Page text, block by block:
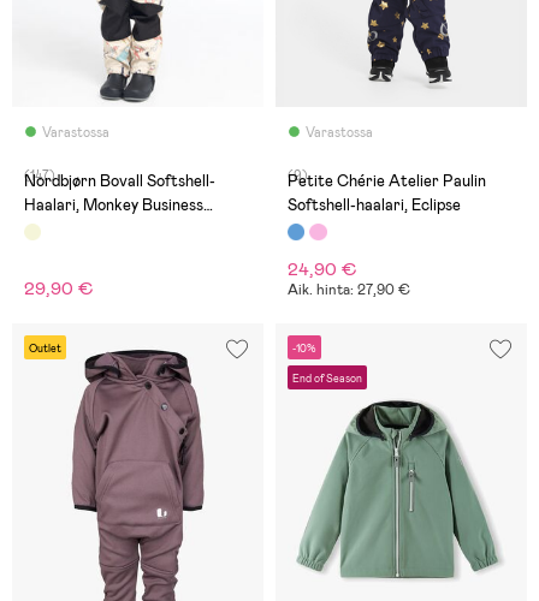
Varastossa
(147)
Nordbjørn Bovall Softshell-
Haalari, Monkey Business
Sandshell
29,90 €
Varastossa
(9)
Petite Chérie Atelier Paulin
Softshell-haalari, Eclipse
24,90 €
Aik. hinta: 27,90 €
Outlet -10%
End of Season